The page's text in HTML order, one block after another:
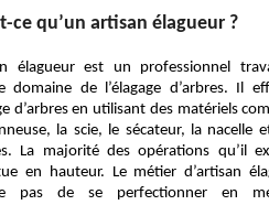
ce qu’un artisan élagueur ?
élagueur est un professionnel
domaine de l’élagage d’arbres. Il
d’arbres en utilisant des matériels
la scie, le sécateur, la nacelle
La majorité des opérations qu’il
en hauteur. Le métier d’artisan
pas de se perfectionner en